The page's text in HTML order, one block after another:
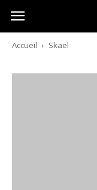
Australia-
australie.com
Accueil Skael